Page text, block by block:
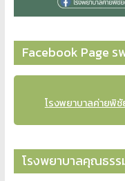
Facebook Page
โรงพยาบาลค่ายพิ
โรงพยาบาลคุณธรร